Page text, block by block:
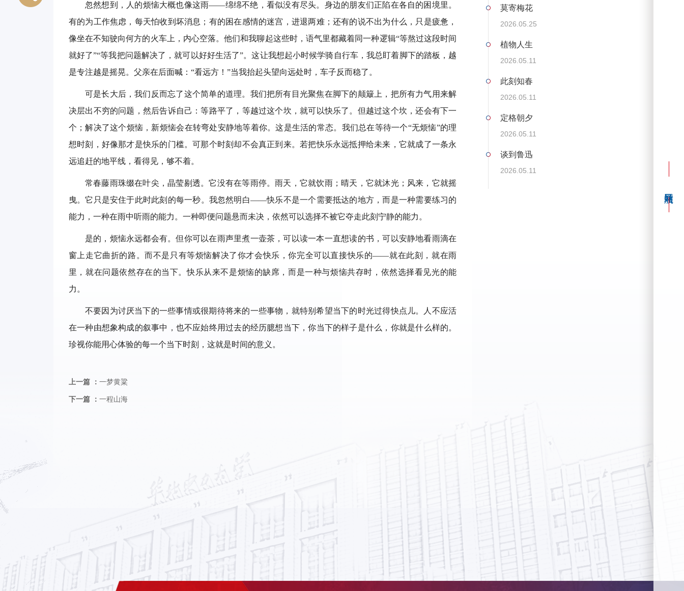
忽然想到，人的烦恼大概也像这雨——绵绵不绝，看似没有尽头。身边的朋友们正陷在各自的困境里。
有的为工作焦虑，每天怕收到坏消息；有的困在感情的迷宫，进退两难；还有的说不出为什么，只是疲惫，
像坐在不知驶向何方的火车上，内心空落。他们和我聊起这些时，语气里都藏着同一种逻辑“等熬过这段时间
就好了”“等我把问题解决了，就可以好好生活了”。这让我想起小时候学骑自行车，我总盯着脚下的踏板，越
是专注越是摇晃。父亲在后面喊：“看远方！”当我抬起头望向远处时，车子反而稳了。
可是长大后，我们反而忘了这个简单的道理。我们把所有目光聚焦在脚下的颠簸上，把所有力气用来解
决层出不穷的问题，然后告诉自己：等路平了，等越过这个坎，就可以快乐了。但越过这个坎，还会有下一
个；解决了这个烦恼，新烦恼会在转弯处安静地等着你。这是生活的常态。我们总在等待一个“无烦恼”的理
想时刻，好像那才是快乐的门槛。可那个时刻却不会真正到来。若把快乐永远抵押给未来，它就成了一条永
远追赶的地平线，看得见，够不着。
常春藤雨珠缀在叶尖，晶莹剔透。它没有在等雨停。雨天，它就饮雨；晴天，它就沐光；风来，它就摇
曳。它只是安住于此时此刻的每一秒。我忽然明白——快乐不是一个需要抵达的地方，而是一种需要练习的
能力，一种在雨中听雨的能力。一种即便问题悬而未决，依然可以选择不被它夺走此刻宁静的能力。
是的，烦恼永远都会有。但你可以在雨声里煮一壶茶，可以读一本一直想读的书，可以安静地看雨滴在
窗上走它曲折的路。而不是只有等烦恼解决了你才会快乐，你完全可以直接快乐的——就在此刻，就在雨
里，就在问题依然存在的当下。快乐从来不是烦恼的缺席，而是一种与烦恼共存时，依然选择看见光的能
力。
不要因为讨厌当下的一些事情或很期待将来的一些事物，就特别希望当下的时光过得快点儿。人不应活
在一种由想象构成的叙事中，也不应始终用过去的经历臆想当下，你当下的样子是什么，你就是什么样的。
珍视你能用心体验的每一个当下时刻，这就是时间的意义。
上一篇 ： 一梦黄粱
下一篇 ： 一程山海
莫寄梅花
2026.05.25
植物人生
2026.05.11
此刻知春
2026.05.11
定格朝夕
2026.05.11
谈到鲁迅
2026.05.11